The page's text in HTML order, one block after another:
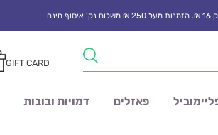
חינם
GIFT CARD
פאזלים דמויות ובובות